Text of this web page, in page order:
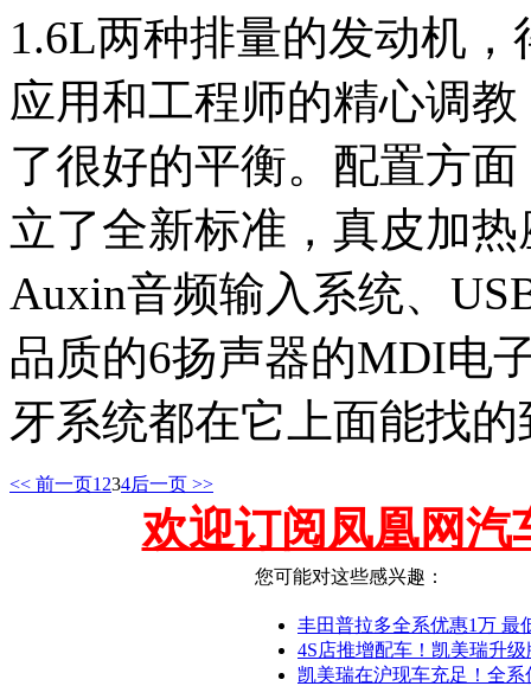
1.6L两种排量的发动机，
应用和工程师的精心调
了很好的平衡。配置方
立了全新标准，真皮加
Auxin音频输入系统、
品质的6扬声器的MDI电
牙系统都在它上面能找
<< 前一页1 234后一页 >>
欢迎订阅凤凰网汽
您可能对这些感兴趣：
丰田普拉多全系优惠1万 最
4S店推增配车！凯美瑞升级
凯美瑞在沪现车充足！全系